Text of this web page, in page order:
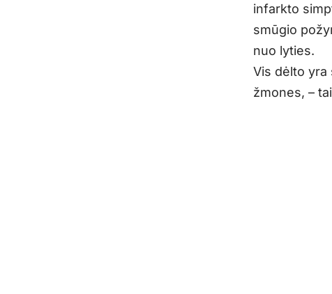
infarkto
smūgio
nuo lyties.
Vis dėlto yra
žmones, –